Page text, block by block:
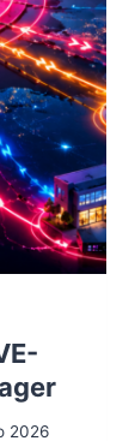
2026